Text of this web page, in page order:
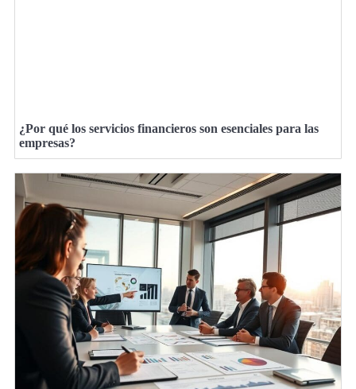
¿Por qué los servicios financieros son esenciales para las
empresas?